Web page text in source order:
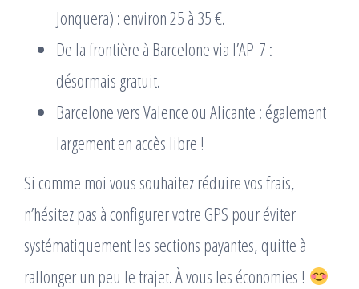
Jonquera) : environ 25 à 35 €.
De la frontière à Barcelone via l’AP-7 :
désormais gratuit.
Barcelone vers Valence ou Alicante : également
largement en accès libre !
Si comme moi vous souhaitez réduire vos frais,
n’hésitez pas à configurer votre GPS pour éviter
systématiquement les sections payantes, quitte à
rallonger un peu le trajet. À vous les économies !